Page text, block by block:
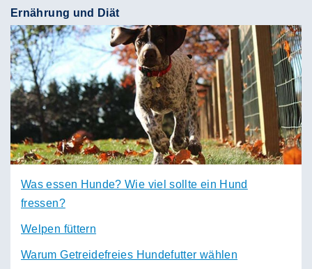
Ernährung und Diät
Was essen Hunde? Wie viel sollte ein Hund
fressen?
Welpen füttern
Warum Getreidefreies Hundefutter wählen